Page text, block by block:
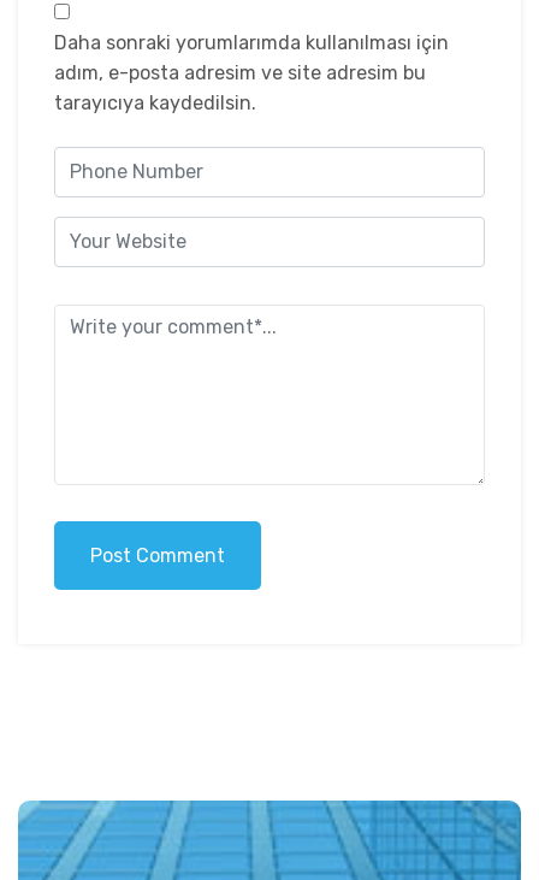
Daha sonraki yorumlarımda kullanılması için
adım, e-posta adresim ve site adresim bu
tarayıcıya kaydedilsin.
Post Comment